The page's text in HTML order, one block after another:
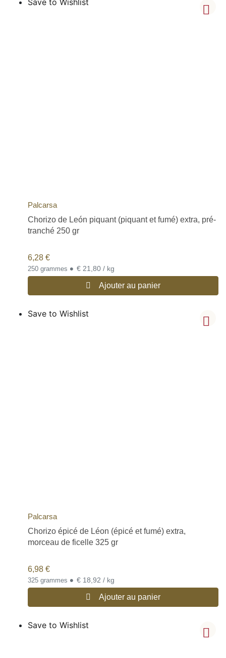
Save to Wishlist
Palcarsa
Chorizo de León piquant (piquant et fumé) extra, pré-
tranché 250 gr
6,28 €
250 grammes • € 21,80 / kg
Ajouter au panier
Save to Wishlist
Palcarsa
Chorizo épicé de Léon (épicé et fumé) extra,
morceau de ficelle 325 gr
6,98 €
325 grammes • € 18,92 / kg
Ajouter au panier
Save to Wishlist